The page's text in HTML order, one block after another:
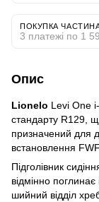
ПОКУПКА
3 платежі по 1
Опис
Lionelo Levi One
стандарту R129,
призначений для
встановлення
Підголівник
відмінно
шийний відділ